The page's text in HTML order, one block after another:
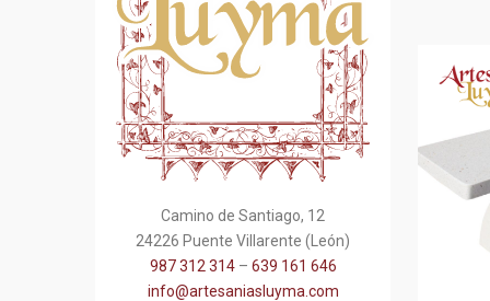
Camino de Santiago, 12
24226 Puente Villarente (León)
987 312 314– 639 161 646
info@artesaniasluyma.com